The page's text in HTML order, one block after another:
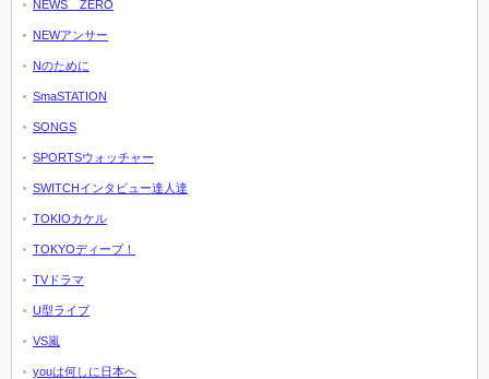
NEWS ZERO
NEWアンサー
Nのために
SmaSTATION
SONGS
SPORTSウォッチャー
SWITCHインタビュー達人達
TOKIOカケル
TOKYOディープ！
TVドラマ
U型ライブ
VS嵐
youは何しに日本へ